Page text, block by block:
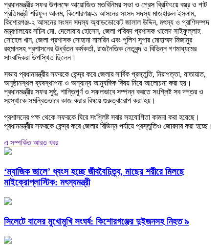
প্রধানমন্ত্রীর সফর উপলক্ষে আয়োজিত মতবিনিময় সভা ও প্রেস ব্রিফিংয়ে বস্ত্র ও পাট
প্রতিমন্ত্রী শরিফুল আলম, কিশোরগঞ্জ-১ আসনের সংসদ সদস্য মাজহারুল ইসলাম,
কিশোরগঞ্জ-২ আসনের সংসদ সদস্য অ্যাডভোকেট জালাল উদ্দিন, মৎস্য ও প্রাণিসম্পদ
মন্ত্রণালয়ের সচিব মো. দেলোয়ার হোসেন, জেলা পরিষদ প্রশাসক খালেদ সাইফুল্লাহ
সোহেল খান, জেলা প্রশাসক সোহানা নাসরিন এবং পুলিশ সুপার মোহাম্মদ মিজানুর
রহমানসহ প্রশাসনের ঊর্ধ্বতন কর্মকর্তা, রাজনৈতিক নেতৃবৃন্দ ও বিভিন্ন গণমাধ্যমের
সাংবাদিকরা উপস্থিত ছিলেন।
সভায় প্রধানমন্ত্রীর সফরকে কেন্দ্র করে জেলার সার্বিক প্রস্তুতি, নিরাপত্তা, যাতায়াত,
অনুষ্ঠানস্থল ব্যবস্থাপনা ও অন্যান্য আনুষঙ্গিক বিষয় নিয়ে আলোচনা করা হয়।
প্রধানমন্ত্রীর সফর সুষ্ঠু, শান্তিপূর্ণ ও সফলভাবে সম্পন্ন করতে সংশ্লিষ্ট সব দপ্তর ও
সংস্থাকে সমন্বিতভাবে কাজ করার বিষয়ে গুরুত্বারোপ করা হয়।
প্রশাসনের পক্ষ থেকে সফরকে ঘিরে সংশ্লিষ্ট সবার সহযোগিতা কামনা করা হয়েছে।
প্রধানমন্ত্রীর সফরকে কেন্দ্র করে জেলার বিভিন্ন পর্যায়ে প্রস্তুতিও জোরদার করা হচ্ছে।
এ সম্পর্কিত আরও খবর
‘ম্যাজিক জালে’ ধ্বংস হচ্ছে জীববৈচিত্র্য, মাছের শরীরে মিলছে
মাইক্রোপ্লাস্টিক: মৎস্যমন্ত্রী
সিলেটে বাসের মুখোমুখি সংঘর্ষ: কিশোরগঞ্জের দুইজনসহ নিহত ৯